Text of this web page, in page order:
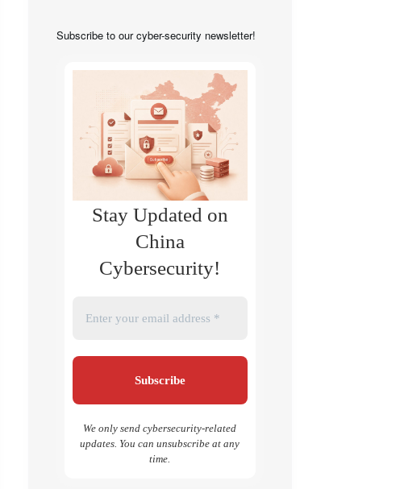
Subscribe to our cyber-security newsletter!
Stay Updated on
China
Cybersecurity!
We only send cybersecurity-related
updates. You can unsubscribe at any
time.